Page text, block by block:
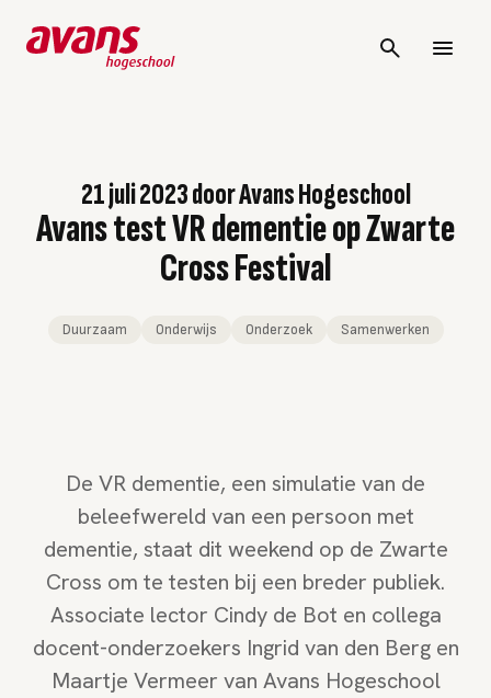
21 juli 2023doorAvans Hogeschool
Avans test VR dementie op Zwarte
Cross Festival
Duurzaam Onderwijs Onderzoek Samenwerken
De VR dementie, een simulatie van de
beleefwereld van een persoon met
dementie, staat dit weekend op de Zwarte
Cross om te testen bij een breder publiek.
Associate lector Cindy de Bot en collega
docent-onderzoekers Ingrid van den Berg en
Maartje Vermeer van Avans Hogeschool